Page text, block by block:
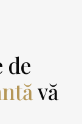
de
vă